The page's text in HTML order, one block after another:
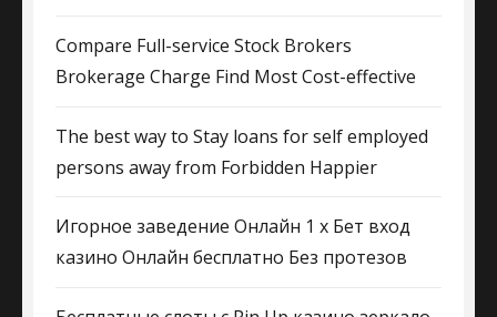
Compare Full-service Stock Brokers
Brokerage Charge Find Most Cost-effective
The best way to Stay loans for self employed
persons away from Forbidden Happier
Игорное заведение Онлайн 1 х Бет вход
казино Онлайн бесплатно Без протезов